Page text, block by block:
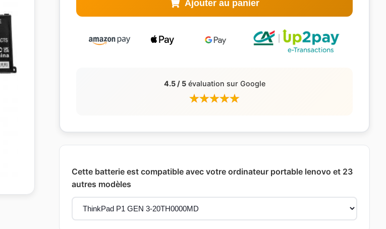
Ajouter au panier
4.5 / 5évaluation sur Google
Cette batterie est compatible avec votre ordinateur portable lenovo et 23
autres modèles